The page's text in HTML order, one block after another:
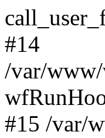
#14
/var/
#15 /var/